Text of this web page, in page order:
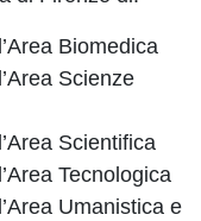
Biomedica
Scienze
Scientifica
Tecnologica
Umanistica e